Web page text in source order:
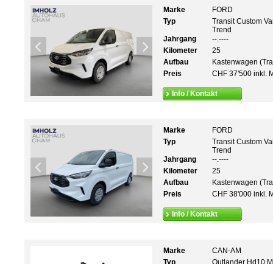
Marke
FORD
Typ
Transit Custom
Trend
Jahrgang
--.----
Kilometer
25
Aufbau
Kastenwagen
Preis
CHF 37'500 inkl.
Info / Kontakt
Marke
FORD
Typ
Transit Custom
Trend
Jahrgang
--.----
Kilometer
25
Aufbau
Kastenwagen
Preis
CHF 38'000 inkl.
Info / Kontakt
Marke
CAN-AM
Typ
Outlander Hd10